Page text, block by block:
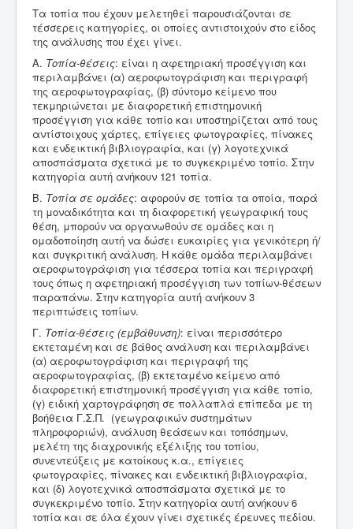
Τα τοπία που έχουν μελετηθεί παρουσιάζονται σε
τέσσερεις κατηγορίες, οι οποίες αντιστοιχούν στο είδος
της ανάλυσης που έχει γίνει.
Α. Τοπία-θέσεις: είναι η αφετηριακή προσέγγιση και
περιλαμβάνει (α) αεροφωτογράφιση και περιγραφή
της αεροφωτογραφίας, (β) σύντομο κείμενο που
τεκμηριώνεται με διαφορετική επιστημονική
προσέγγιση για κάθε τοπίο και υποστηρίζεται από τους
αντίστοιχους χάρτες, επίγειες φωτογραφίες, πίνακες
και ενδεικτική βιβλιογραφία, και (γ) λογοτεχνικά
αποσπάσματα σχετικά με το συγκεκριμένο τοπίο. Στην
κατηγορία αυτή ανήκουν 121 τοπία.
Β. Τοπία σε ομάδες: αφορούν σε τοπία τα οποία, παρά
τη μοναδικότητα και τη διαφορετική γεωγραφική τους
θέση, μπορούν να οργανωθούν σε ομάδες και η
ομαδοποίηση αυτή να δώσει ευκαιρίες για γενικότερη ή/
και συγκριτική ανάλυση. Η κάθε ομάδα περιλαμβάνει
αεροφωτογράφιση για τέσσερα τοπία και περιγραφή
τους όπως η αφετηριακή προσέγγιση των τοπίων-θέσεων
παραπάνω. Στην κατηγορία αυτή ανήκουν 3
περιπτώσεις τοπίων.
Γ. Τοπία-θέσεις (εμβάθυνση): είναι περισσότερο
εκτεταμένη και σε βάθος ανάλυση και περιλαμβάνει
(α) αεροφωτογράφιση και περιγραφή της
αεροφωτογραφίας, (β) εκτεταμένο κείμενο από
διαφορετική επιστημονική προσέγγιση για κάθε τοπίο,
(γ) ειδική χαρτογράφηση σε πολλαπλά επίπεδα με τη
βοήθεια Γ.Σ.Π. (γεωγραφικών συστημάτων
πληροφοριών), ανάλυση θεάσεων και τοπόσημων,
μελέτη της διαχρονικής εξέλιξης του τοπίου,
συνεντεύξεις με κατοίκους κ.α., επίγειες
φωτογραφίες, πίνακες και ενδεικτική βιβλιογραφία,
και (δ) λογοτεχνικά αποσπάσματα σχετικά με το
συγκεκριμένο τοπίο. Στην κατηγορία αυτή ανήκουν 6
τοπία και σε όλα έχουν γίνει σχετικές έρευνες πεδίου.